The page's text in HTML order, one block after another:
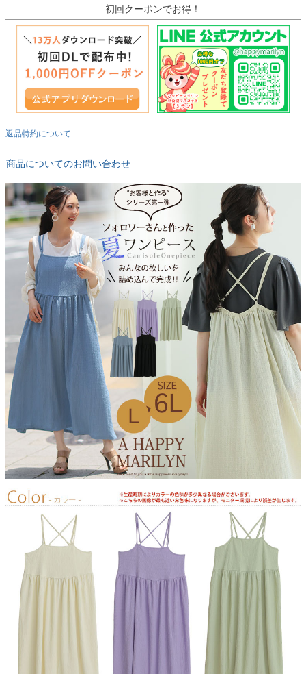
初回クーポンでお得！
返品特約について
商品についてのお問い合わせ